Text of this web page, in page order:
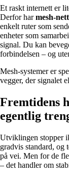
Et raskt internett er
Derfor harmesh-
enkelt ruter som
enheter som
signal. Du kan
forbindelsen – og
Mesh-systemer er
vegger, der signalet
Fremtidens
egentlig
Utviklingen stopper
gradvis standard, og
på vei. Men for de
– det handler om